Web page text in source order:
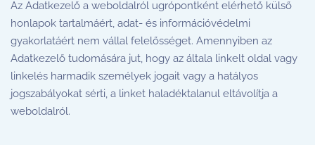
Az Adatkezelő a weboldalról ugrópontként elérhető külső
honlapok tartalmáért, adat- és információvédelmi
gyakorlatáért nem vállal felelősséget. Amennyiben az
Adatkezelő tudomására jut, hogy az általa linkelt oldal vagy
linkelés harmadik személyek jogait vagy a hatályos
jogszabályokat sérti, a linket haladéktalanul eltávolítja a
weboldalról.